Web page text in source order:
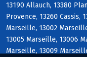
13190 Allauch, 13380
Provence, 13260 Cassis,
Marseille, 13002
13005 Marseille, 13006
Marseille, 13009